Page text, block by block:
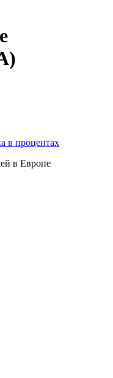
в процентах
в Европе